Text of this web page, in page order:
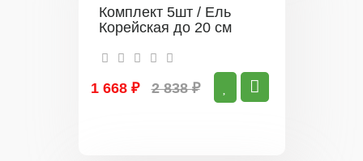
Комплект 5шт / Ель
Корейская до 20 см
1 668 ₽ 2 838 ₽